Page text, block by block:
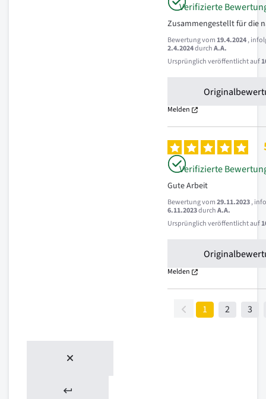
Verifizierte
Zusammengestellt für die
Bewertung vom19.4.2024,
2.4.2024durchA.A.
Ursprünglich veröffentlicht auf
Melden
Verifizierte
Gute Arbeit
Bewertung vom29.11.2023,
6.11.2023durchA.A.
Ursprünglich veröffentlicht auf
Melden
1 2 3